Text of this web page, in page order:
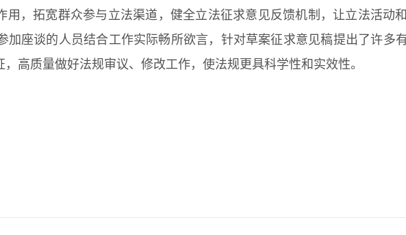
用，拓宽群众参与立法渠道，健全立法征求意见反馈机制，让立法活动
加座谈的人员结合工作实际畅所欲言，针对草案征求意见稿提出了许多
高质量做好法规审议、修改工作，使法规更具科学性和实效性。